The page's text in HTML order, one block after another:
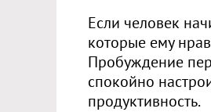
Если человек
которые ему
Пробуждение
спокойно
продуктивность.